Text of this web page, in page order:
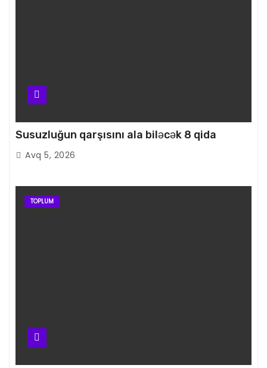
Susuzluğun qarşısını ala biləcək 8 qida
Avq 5, 2026
TOPLUM